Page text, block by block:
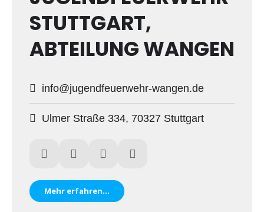
STUTTGART,
ABTEILUNG WANGEN
info@jugendfeuerwehr-wangen.de
Ulmer Straße 334, 70327 Stuttgart
Mehr erfahren...